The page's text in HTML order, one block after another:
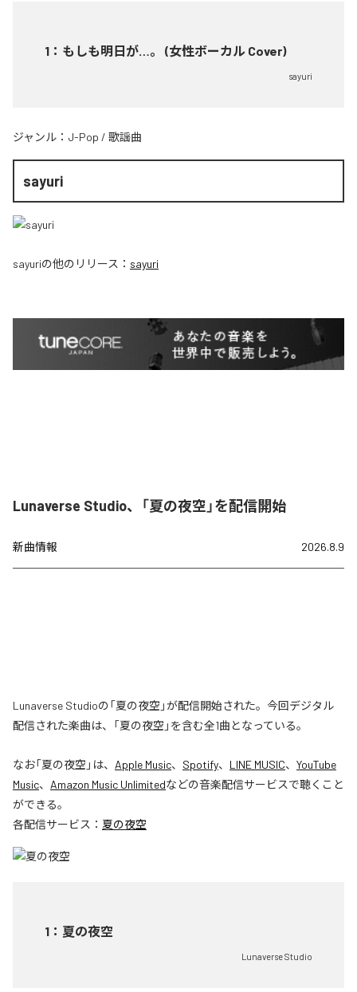
1 ： もしも明日が…。 (女性ボーカル Cover)
sayuri
ジャンル： J-Pop / 歌謡曲
sayuri
sayuriの他のリリース： sayuri
Lunaverse Studio、「夏の夜空」を配信開始
新曲情報 2026.8.9
Lunaverse Studioの「夏の夜空」が配信開始された。今回デジタル
配信された楽曲は、「夏の夜空」を含む全1曲となっている。
なお「夏の夜空 」は、 Apple Music、 Spotify、 LINE MUSIC、 YouTube
Music、 Amazon Music Unlimitedなどの音楽配信サービスで聴くこと
ができる。
各配信サービス： 夏の夜空
1 ： 夏の夜空
Lunaverse Studio